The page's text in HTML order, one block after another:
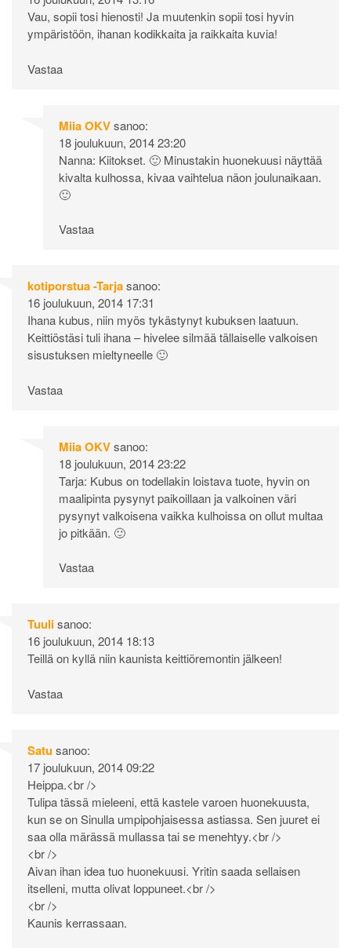
Vau, sopii tosi hienosti! Ja muutenkin sopii tosi hyvin
ympäristöön, ihanan kodikkaita ja raikkaita kuvia!
Vastaa
Miia OKVsanoo:
18 joulukuun, 2014 23:20
Nanna: Kiitokset. 🙂 Minustakin huonekuusi näyttää
kivalta kulhossa, kivaa vaihtelua näon joulunaikaan.
🙂
Vastaa
kotiporstua -Tarjasanoo:
16 joulukuun, 2014 17:31
Ihana kubus, niin myös tykästynyt kubuksen laatuun.
Keittiöstäsi tuli ihana – hivelee silmää tällaiselle valkoisen
sisustuksen mieltyneelle 🙂
Vastaa
Miia OKVsanoo:
18 joulukuun, 2014 23:22
Tarja: Kubus on todellakin loistava tuote, hyvin on
maalipinta pysynyt paikoillaan ja valkoinen väri
pysynyt valkoisena vaikka kulhoissa on ollut multaa
jo pitkään. 🙂
Vastaa
Tuulisanoo:
16 joulukuun, 2014 18:13
Teillä on kyllä niin kaunista keittiöremontin jälkeen!
Vastaa
Satusanoo:
17 joulukuun, 2014 09:22
Heippa.<br />
Tulipa tässä mieleeni, että kastele varoen huonekuusta,
kun se on Sinulla umpipohjaisessa astiassa. Sen juuret ei
saa olla märässä mullassa tai se menehtyy.<br />
<br />
Aivan ihan idea tuo huonekuusi. Yritin saada sellaisen
itselleni, mutta olivat loppuneet.<br />
<br />
Kaunis kerrassaan.